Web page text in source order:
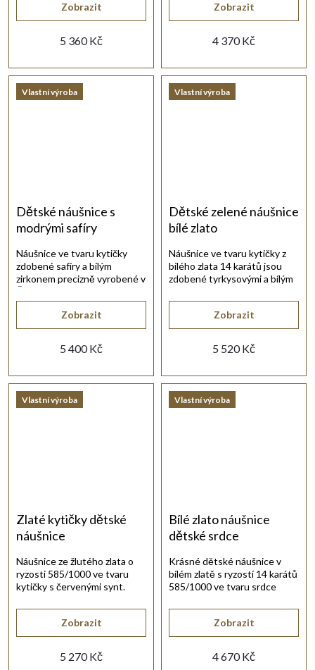
5 360 Kč
Zobrazit
4 370 Kč
Zobrazit
Vlastní výroba
Dětské náušnice s
modrými safíry
5 400 Kč
Zobrazit
Náušnice ve tvaru kytičky
zdobené safíry a bílým
zirkonem precizně vyrobené v
Vlastní výroba
Dětské zelené náušnice
bílé zlato
5 520 Kč
Zobrazit
Náušnice ve tvaru kytičky z
bílého zlata 14 karátů jsou
zdobené tyrkysovými a bílým
Vlastní výroba
Zlaté kytičky dětské
náušnice
5 270 Kč
Zobrazit
Náušnice ze žlutého zlata o
ryzosti 585/1000 ve tvaru
kytičky s červenými synt.
Vlastní výroba
Bílé zlato náušnice
dětské srdce
4 670 Kč
Zobrazit
Krásné dětské náušnice v
bílém zlatě s ryzostí 14 karátů
585/1000 ve tvaru srdce